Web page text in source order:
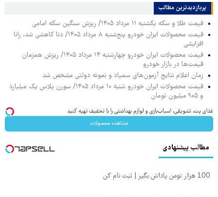
پربازدیدترین‌ مطالب
قیمت طلا و سکه یکشنبه ۱۱ مرداد ۱۴۰۵/ ریزش سنگین سکه امامی
قیمت محصولات ایران خودرو پنج‌شنبه ۸ مرداد ۱۴۰۵/ دنا کاهشی شد، رانا
افزایشی
قیمت محصولات ایران خودرو چهارشنبه ۱۴ مرداد ۱۴۰۵/ ریزش همزمان
قیمت‌ها در بازار خودرو
زمان اعلام نتایج آزمون‌های سمپاد و نمونه دولتی مشخص شد
قیمت محصولات ایران خودرو شنبه ۱۰ مرداد ۱۴۰۵/ سورن پلاس یک میلیارد
و ۹۰۵ میلیون تومان
غذای پت، تشویقی، اسباب‌بازی و لوازم بهداشتی را با تخفیف تهیه کنید
مشاهده محصولات
مطالب پیشنهادی
100 هزار تومن پاداش بگیر | ثبت نام کن